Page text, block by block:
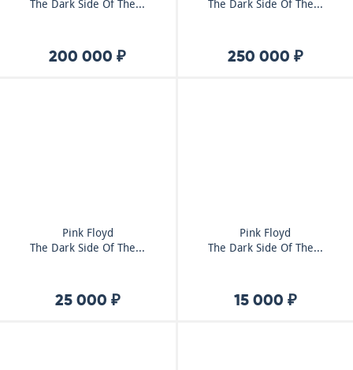
The Dark Side Of The...
200 000 ₽
The Dark Side Of The...
250 000 ₽
Pink Floyd
The Dark Side Of The...
25 000 ₽
Pink Floyd
The Dark Side Of The...
15 000 ₽